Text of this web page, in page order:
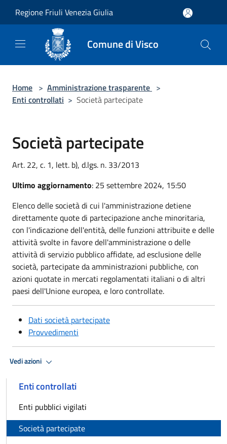
Regione Friuli Venezia Giulia
Comune di Visco
Home > Amministrazione trasparente >
Enti controllati > Società partecipate
Società partecipate
Art. 22, c. 1, lett. b), d.lgs. n. 33/2013
Ultimo aggiornamento: 25 settembre 2024, 15:50
Elenco delle società di cui l'amministrazione detiene
direttamente quote di partecipazione anche minoritaria,
con l'indicazione dell'entità, delle funzioni attribuite e delle
attività svolte in favore dell'amministrazione o delle
attività di servizio pubblico affidate, ad esclusione delle
società, partecipate da amministrazioni pubbliche, con
azioni quotate in mercati regolamentati italiani o di altri
paesi dell'Unione europea, e loro controllate.
Dati società partecipate
Provvedimenti
Vedi azioni
Enti controllati
Enti pubblici vigilati
Società partecipate